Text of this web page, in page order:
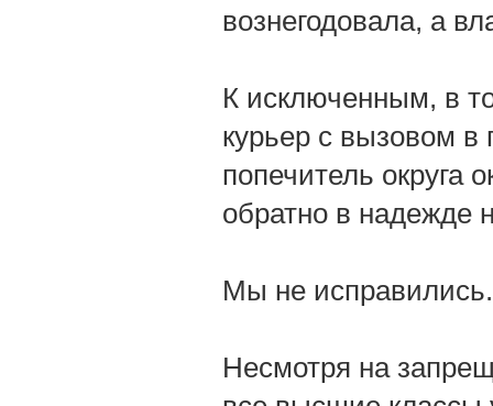
вознегодовала, а
К исключенным, в
курьер с вызовом
попечитель округа
обратно в надежде
Мы не исправились.
Несмотря на